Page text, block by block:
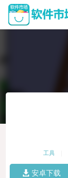
工具
安卓下载